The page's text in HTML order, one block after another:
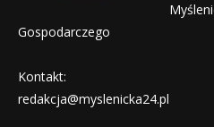
Gospodarczego
Kontakt:
redakcja@myslenicka24.pl